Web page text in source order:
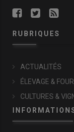
RUBRIQUES
ACTUALITÉS
ÉLEVAGE &
CULTURES &